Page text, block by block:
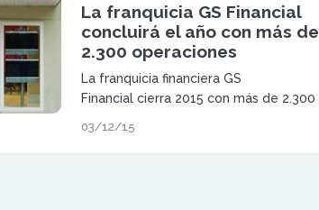
La franquicia GS Financial
concluirá el año con más de
2.300 operaciones
La franquicia financiera GS
Financial cierra 2015 con más de 2.300
el año anterior.
03/12/15